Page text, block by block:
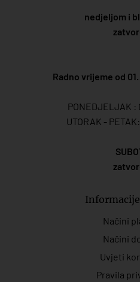
nedjeljom i
Radno vrijeme od
PONEDJELJAK :
UTORAK -
Načini
Načini
Uvjeti
Pravila